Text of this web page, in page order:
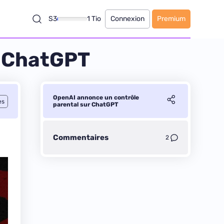
S3 1 Tio Connexion Premium
OpenAI annonce un contrôle
parental sur ChatGPT
Commentaires 2